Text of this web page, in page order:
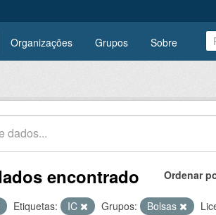
Organizações Grupos Sobre
Ordenar
encontrado
Etiquetas: IC Grupos: Bolsas